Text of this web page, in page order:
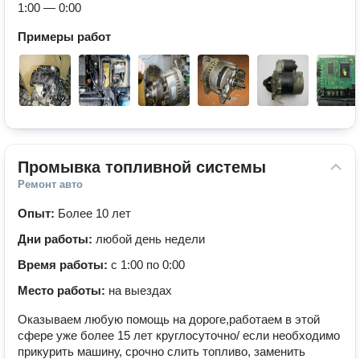
1:00 — 0:00
Примеры работ
Промывка топливной системы
Ремонт авто
Опыт: Более 10 лет
Дни работы: любой день недели
Время работы: с 1:00 по 0:00
Место работы: на выездах
Оказываем любую помощь на дороге,работаем в этой
сфере уже более 15 лет круглосуточно/ если необходимо
прикурить машину, срочно слить топливо, заменить